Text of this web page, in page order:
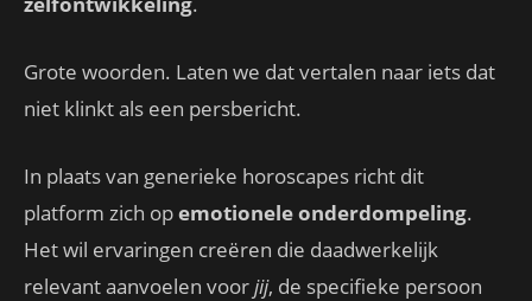
Grote woorden. Laten we dat vertalen naar iets dat
niet klinkt als een persbericht.
In plaats van generieke horoscapes richt dit
platform zich opemotionele onderdompeling.
Het wil ervaringen creëren die daadwerkelijk
relevant aanvoelen voorjij, de specifieke persoon